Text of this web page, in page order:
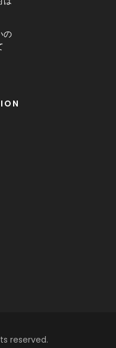
の
reserved.